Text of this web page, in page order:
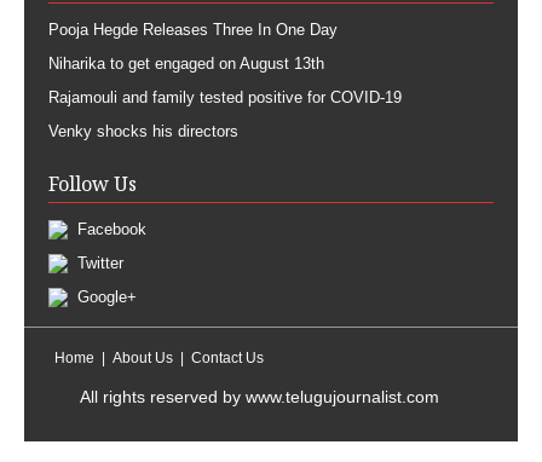
Pooja Hegde Releases Three In One Day
Niharika to get engaged on August 13th
Rajamouli and family tested positive for COVID-19
Venky shocks his directors
Follow Us
Facebook
Twitter
Google+
Home About Us Contact Us
All rights reserved by www.telugujournalist.com